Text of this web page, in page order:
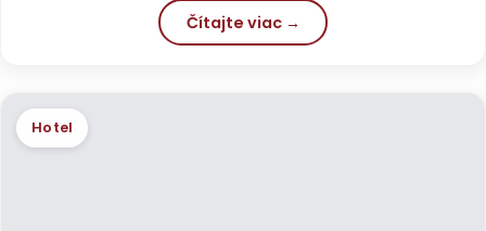
Čítajte viac →
Hotel